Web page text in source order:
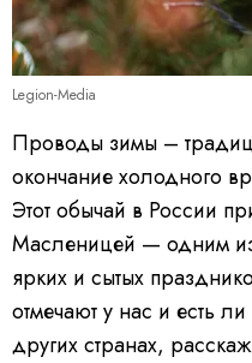
Legion-Media
Проводы зимы –
окончание холодного
Этот обычай в России
Масленицей — одним
ярких и сытых
отмечают у нас и есть
других странах,